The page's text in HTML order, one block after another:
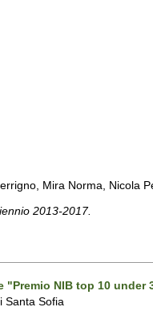
Mira Norma, Nicola
2013-2017.
NIB top 10 under
Santa Sofia